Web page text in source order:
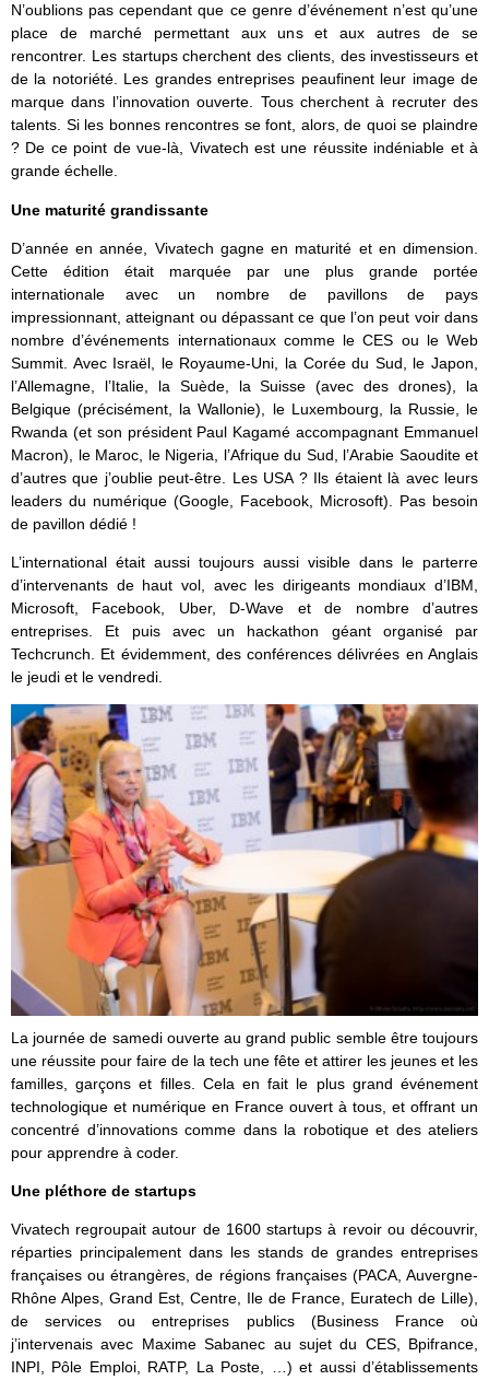
N’oublions pas cependant que ce genre d’événement n’est qu’une
place de marché permettant aux uns et aux autres de se
rencontrer. Les startups cherchent des clients, des investisseurs et
de la notoriété. Les grandes entreprises peaufinent leur image de
marque dans l’innovation ouverte. Tous cherchent à recruter des
talents. Si les bonnes rencontres se font, alors, de quoi se plaindre
? De ce point de vue-là, Vivatech est une réussite indéniable et à
grande échelle.
Une maturité grandissante
D’année en année, Vivatech gagne en maturité et en dimension.
Cette édition était marquée par une plus grande portée
internationale avec un nombre de pavillons de pays
impressionnant, atteignant ou dépassant ce que l’on peut voir dans
nombre d’événements internationaux comme le CES ou le Web
Summit. Avec Israël, le Royaume-Uni, la Corée du Sud, le Japon,
l’Allemagne, l’Italie, la Suède, la Suisse (avec des drones), la
Belgique (précisément, la Wallonie), le Luxembourg, la Russie, le
Rwanda (et son président Paul Kagamé accompagnant Emmanuel
Macron), le Maroc, le Nigeria, l’Afrique du Sud, l’Arabie Saoudite et
d’autres que j’oublie peut-être. Les USA ? Ils étaient là avec leurs
leaders du numérique (Google, Facebook, Microsoft). Pas besoin
de pavillon dédié !
L’international était aussi toujours aussi visible dans le parterre
d’intervenants de haut vol, avec les dirigeants mondiaux d’IBM,
Microsoft, Facebook, Uber, D-Wave et de nombre d’autres
entreprises. Et puis avec un hackathon géant organisé par
Techcrunch. Et évidemment, des conférences délivrées en Anglais
le jeudi et le vendredi.
La journée de samedi ouverte au grand public semble être toujours
une réussite pour faire de la tech une fête et attirer les jeunes et les
familles, garçons et filles. Cela en fait le plus grand événement
technologique et numérique en France ouvert à tous, et offrant un
concentré d’innovations comme dans la robotique et des ateliers
pour apprendre à coder.
Une pléthore de startups
Vivatech regroupait autour de 1600 startups à revoir ou découvrir,
réparties principalement dans les stands de grandes entreprises
françaises ou étrangères, de régions françaises (PACA, Auvergne-
Rhône Alpes, Grand Est, Centre, Ile de France, Euratech de Lille),
de services ou entreprises publics (Business France où
j’intervenais avec Maxime Sabanec au sujet du CES, Bpifrance,
INPI, Pôle Emploi, RATP, La Poste, …) et aussi d’établissements